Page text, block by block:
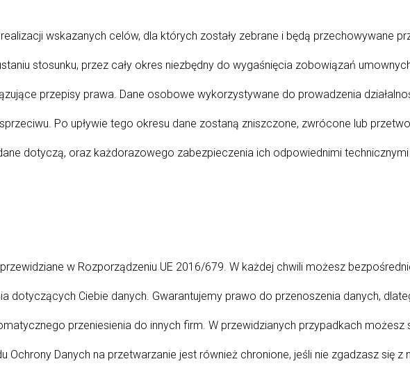
wskazanych celów, dla których zostały zebrane i będą przechowywane
stosunku, przez cały okres niezbędny do wygaśnięcia zobowiązań
przepisy prawa. Dane osobowe wykorzystywane do prowadzenia
Po upływie tego okresu dane zostaną zniszczone, zwrócone lub
dotyczą, oraz każdorazowego zabezpieczenia ich odpowiednimi
w Rozporządzeniu UE 2016/679. W każdej chwili możesz
dotyczących Ciebie danych. Gwarantujemy prawo do przenoszenia danych,
przeniesienia do innych firm. W przewidzianych przypadkach możesz
Danych na przetwarzanie jest również chronione, jeśli nie zgadzasz się z